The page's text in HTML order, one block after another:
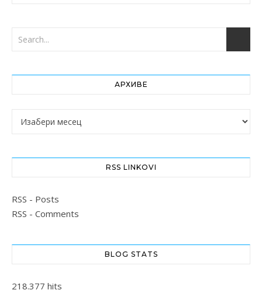
АРХИВЕ
Архиве
RSS LINKOVI
RSS - Posts
RSS - Comments
BLOG STATS
218.377 hits